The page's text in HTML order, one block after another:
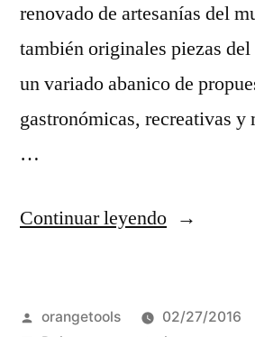
renovado de artesanías del
también originales piezas
un variado abanico de
gastronómicas, recreativas y
…
Continuar leyendo“La
de
Publicado
orangetools 02/27/2016